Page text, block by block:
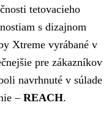
tetovacieho
s dizajnom
Xtreme vyrábané v
pre zákazníkov
navrhnuté v súlade
– REACH.